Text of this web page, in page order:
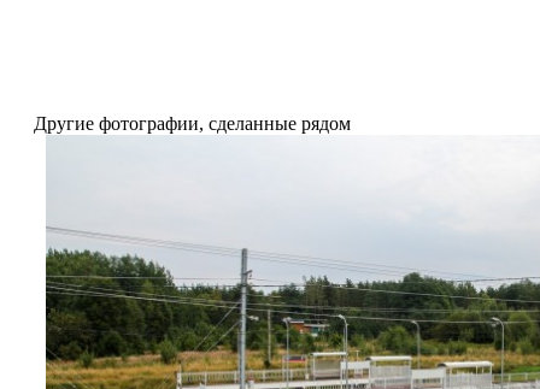
Другие фотографии, сделанные рядом